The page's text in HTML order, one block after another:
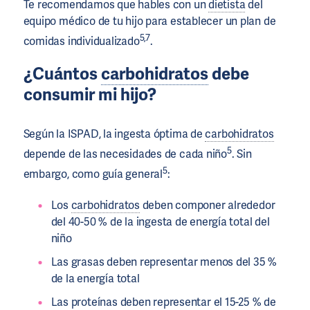
Te recomendamos que hables con undietistadel
equipo médico de tu hijo para establecer un plan de
comidas individualizado5,7.
¿Cuántoscarbohidratosdebe
consumir mi hijo?
Según la ISPAD, la ingesta óptima decarbohidratos
depende de las necesidades de cada niño5. Sin
embargo, como guía general5:
Los carbohidratos deben componer alrededor
del 40-50 % de la ingesta de energía total del
niño
Las grasas deben representar menos del 35 %
de la energía total
Las proteínas deben representar el 15-25 % de